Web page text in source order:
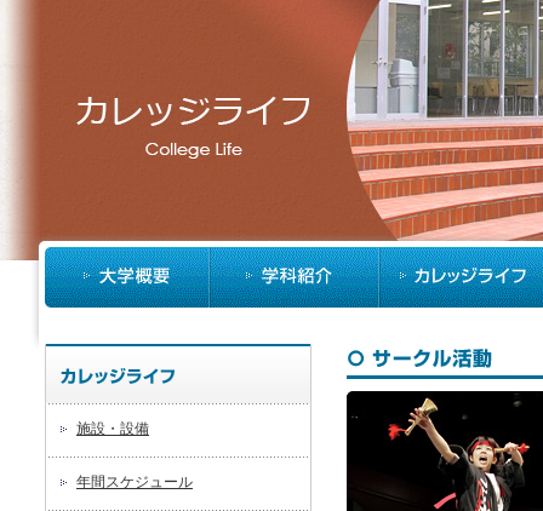
施設・設備
年間スケジュール